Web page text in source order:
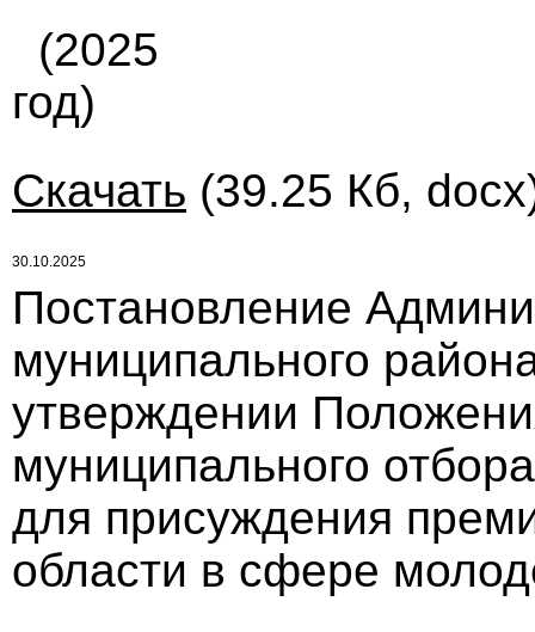
(2025
год)
Скачать (39.25 Кб,
30.10.2025
Постановление
муниципального
утверждении
муниципального
для присуждения
области в сфере